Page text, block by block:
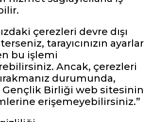
çerezleri devre dışı
tarayıcınızın ayarlar
bu işlemi
Ancak, çerezleri
durumunda,
Gençlik Birliği web sitesinin
erişemeyebilirsiniz.”